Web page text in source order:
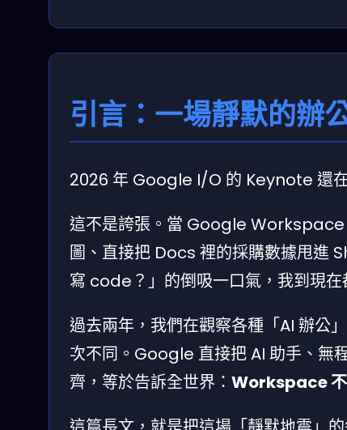
引言：一場靜默的辦
2026 年 Google I/O 的 Keynote 還
這不是誇張。當 Google Workspace
圖、直接把 Docs 裡的採購數據甩
寫 code？」的倒吸一口氣，我到現在
過去兩年，我們在觀察各種「AI 辦公
次不同。Google 直接把 AI 助手、無
齊，等於告訴全世界： Workspace 不